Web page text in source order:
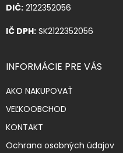
DIČ: 2122352056
IČ DPH: SK2122352056
INFORMÁCIE PRE VÁS
AKO NAKUPOVAŤ
VEĽKOOBCHOD
KONTAKT
Ochrana osobných údajov